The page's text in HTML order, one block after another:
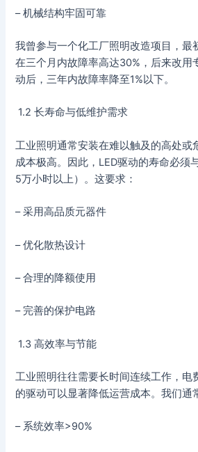
– 机械结构牢固可靠
我曾参与一个化工厂照明改造项目，最
在三个月内故障率高达30%，后来改用
动后，三年内故障率降至1%以下。
1.2 长寿命与低维护需求
工业照明通常安装在难以触及的高处或
成本极高。因此，LED驱动的寿命必须
5万小时以上）。这要求：
– 采用高品质元器件
– 优化散热设计
– 合理的降额使用
– 完善的保护电路
1.3 高效率与节能
工业照明往往需要长时间连续工作，电
的驱动可以显著降低运营成本。我们通
– 系统效率>90%